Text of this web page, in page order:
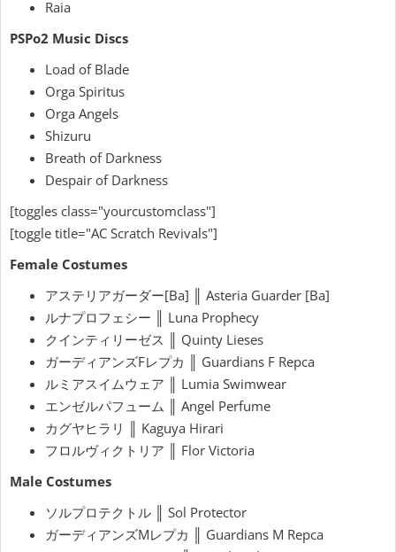
Raia
PSPo2 Music Discs
Load of Blade
Orga Spiritus
Orga Angels
Shizuru
Breath of Darkness
Despair of Darkness
[toggles class="yourcustomclass"]
[toggle title="AC Scratch Revivals"]
Female Costumes
アステリアガーダー[Ba] ║ Asteria Guarder [Ba]
ルナプロフェシー ║ Luna Prophecy
クインティリーゼス ║ Quinty Lieses
ガーディアンズFレプカ ║ Guardians F Repca
ルミアスイムウェア ║ Lumia Swimwear
エンゼルパフューム ║ Angel Perfume
カグヤヒラリ ║ Kaguya Hirari
フロルヴィクトリア ║ Flor Victoria
Male Costumes
ソルプロテクトル ║ Sol Protector
ガーディアンズMレプカ ║ Guardians M Repca